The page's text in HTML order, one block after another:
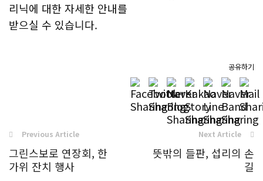
리닉에 대한 자세한 안내를
받으실 수 있습니다.
공유하기
Previous Article
그린스보로 연장회, 한
가위 잔치 행사
Next Article
뜻밖의 들판, 섭리의 손
길